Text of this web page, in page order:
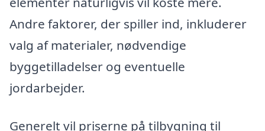
Andre faktorer, der spiller ind, inkluderer
valg af materialer, nødvendige
byggetilladelser og eventuelle
jordarbejder.
Generelt vil priserne på tilbygning til